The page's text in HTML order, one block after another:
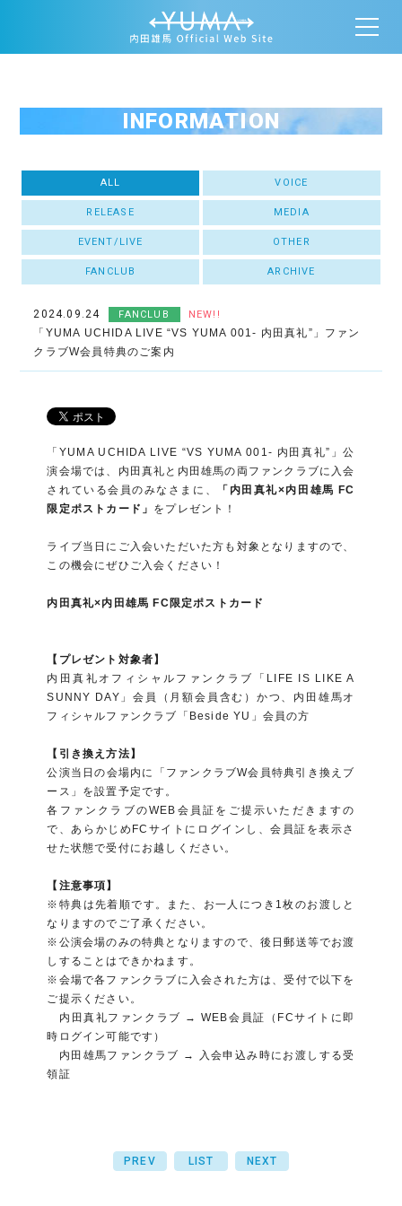
INFORMATION
ALL VOICE
RELEASE MEDIA
EVENT/LIVE OTHER
FANCLUB ARCHIVE
2024.09.24 FANCLUB NEW!!
「YUMA UCHIDA LIVE “VS YUMA 001- 内田真礼”」ファン
クラブW会員特典のご案内
「YUMA UCHIDA LIVE “VS YUMA 001- 内田真礼”」公
演会場では、内田真礼と内田雄馬の両ファンクラブに入会
されている会員のみなさまに、
「内田真礼×内田雄馬 FC
限定ポストカード」 をプレゼント！
ライブ当日にご入会いただいた方も対象となりますので、
この機会にぜひご入会ください！
内田真礼×内田雄馬 FC限定ポストカード
【プレゼント対象者】
内田真礼オフィシャルファンクラブ「LIFE IS LIKE A
SUNNY DAY」会員（月額会員含む）かつ、内田雄馬オ
フィシャルファンクラブ「Beside YU」会員の方
【引き換え方法】
公演当日の会場内に「ファンクラブW会員特典引き換えブ
ース」を設置予定です。
各ファンクラブのWEB会員証をご提示いただきますの
で、あらかじめFCサイトにログインし、会員証を表示さ
せた状態で受付にお越しください。
【注意事項】
※特典は先着順です。また、お一人につき1枚のお渡しと
なりますのでご了承ください。
※公演会場のみの特典となりますので、後日郵送等でお渡
しすることはできかねます。
※会場で各ファンクラブに入会された方は、受付で以下を
ご提示ください。
内田真礼ファンクラブ → WEB会員証（FCサイトに即
時ログイン可能です）
内田雄馬ファンクラブ → 入会申込み時にお渡しする受
領証
PREV LIST NEXT